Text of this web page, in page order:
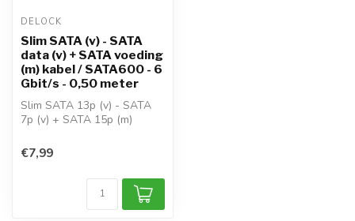
DELOCK
Slim SATA (v) - SATA
data (v) + SATA voeding
(m) kabel / SATA600 - 6
Gbit/s - 0,50 meter
Slim SATA 13p (v) - SATA
7p (v) + SATA 15p (m)
voeding ...
€7,99